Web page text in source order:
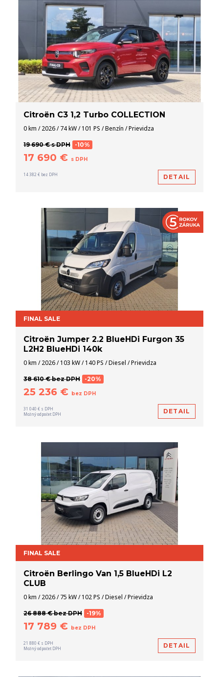
Citroën C3 1,2 Turbo COLLECTION
0 km / 2026 / 74 kW / 101 PS / Benzín / Prievidza
19 690 € s DPH -10%
17 690 € s DPH
14 382 € bez DPH DETAIL
FINAL SALE
Citroën Jumper 2.2 BlueHDi Furgon 35
L2H2 BlueHDi 140k
0 km / 2026 / 103 kW / 140 PS / Diesel / Prievidza
38 610 € bez DPH -20%
25 236 € bez DPH
31 040 € s DPH
Možný odpočet DPH
DETAIL
FINAL SALE
Citroën Berlingo Van 1,5 BlueHDi L2
CLUB
0 km / 2026 / 75 kW / 102 PS / Diesel / Prievidza
26 888 € bez DPH -19%
17 789 € bez DPH
21 880 € s DPH
Možný odpočet DPH
DETAIL